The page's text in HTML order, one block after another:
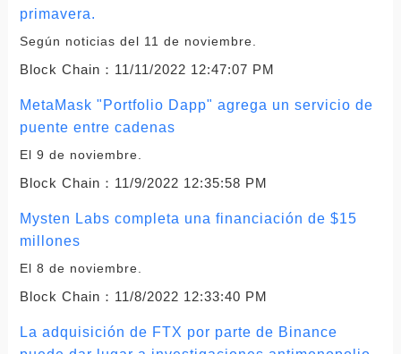
primavera.
Según noticias del 11 de noviembre.
Block Chain： 11/11/2022 12:47:07 PM
MetaMask "Portfolio Dapp" agrega un servicio de
puente entre cadenas
El 9 de noviembre.
Block Chain： 11/9/2022 12:35:58 PM
Mysten Labs completa una financiación de $15
millones
El 8 de noviembre.
Block Chain： 11/8/2022 12:33:40 PM
La adquisición de FTX por parte de Binance